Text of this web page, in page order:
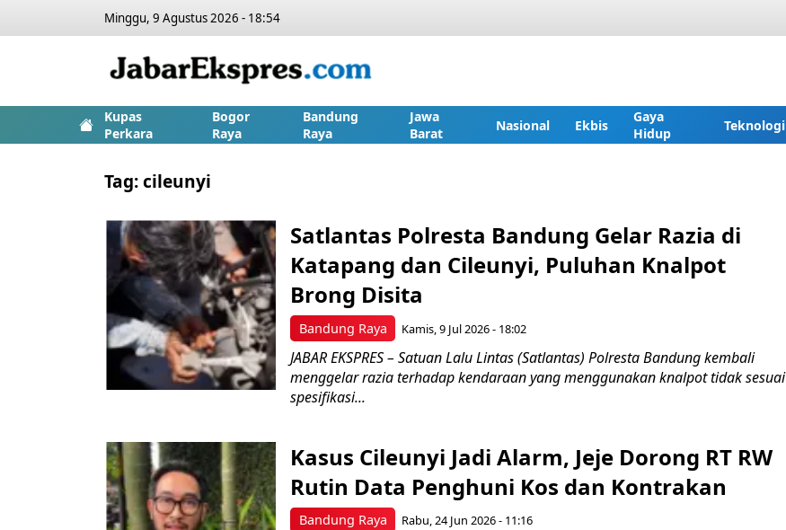
Minggu, 9 Agustus 2026 - 18:54
Kupas
Perkara
Bogor
Raya
Bandung
Raya
Jawa
Barat
Nasional Ekbis
Gaya
Hidup
Teknologi
Tag:cileunyi
Bandung Raya
Satlantas Polresta Bandung Gelar Razia di
Katapang dan Cileunyi, Puluhan Knalpot
Brong Disita
Kamis, 9 Jul 2026 - 18:02
JABAR EKSPRES – Satuan Lalu Lintas (Satlantas) Polresta Bandung kembali
menggelar razia terhadap kendaraan yang menggunakan knalpot tidak sesuai
spesifikasi...
Bandung Raya
Kasus Cileunyi Jadi Alarm, Jeje Dorong RT RW
Rutin Data Penghuni Kos dan Kontrakan
Rabu, 24 Jun 2026 - 11:16